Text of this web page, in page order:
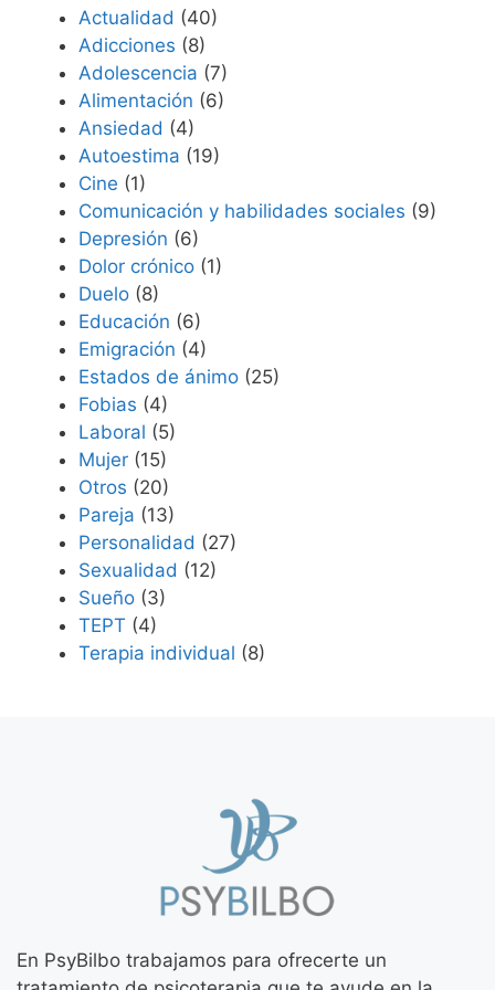
Actualidad (40)
Adicciones (8)
Adolescencia (7)
Alimentación (6)
Ansiedad (4)
Autoestima (19)
Cine (1)
Comunicación y habilidades sociales (9)
Depresión (6)
Dolor crónico (1)
Duelo (8)
Educación (6)
Emigración (4)
Estados de ánimo (25)
Fobias (4)
Laboral (5)
Mujer (15)
Otros (20)
Pareja (13)
Personalidad (27)
Sexualidad (12)
Sueño (3)
TEPT (4)
Terapia individual (8)
En PsyBilbo trabajamos para ofrecerte un